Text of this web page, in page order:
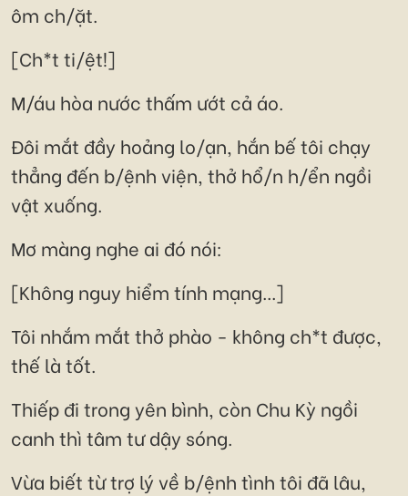
ôm ch/ặt.
[Ch*t ti/ệt!]
M/áu hòa nước thấm ướt cả áo.
Đôi mắt đầy hoảng lo/ạn, hắn bế tôi chạy
thẳng đến b/ệnh viện, thở hổ/n h/ển ngồi
vật xuống.
Mơ màng nghe ai đó nói:
[Không nguy hiểm tính mạng...]
Tôi nhắm mắt thở phào - không ch*t được,
thế là tốt.
Thiếp đi trong yên bình, còn Chu Kỳ ngồi
canh thì tâm tư dậy sóng.
Vừa biết từ trợ lý về b/ệnh tình tôi đã lâu,